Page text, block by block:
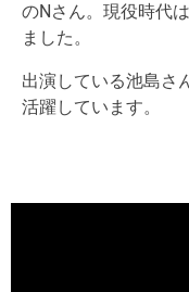
のNさん。現役時代
ました。
出演している池島さ
活躍しています。